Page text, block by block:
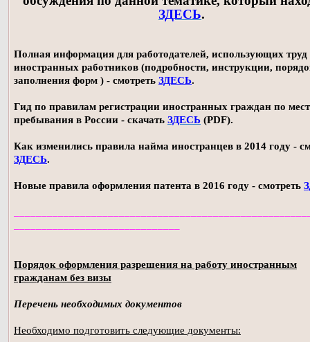
ЗДЕСЬ.
Полная информация для работодателей, использующих труд
иностранных работников (подробности, инструкции,
заполнения форм ) - смотреть ЗДЕСЬ.
Гид по правилам регистрации иностранных граждан по
пребывания в России - скачать ЗДЕСЬ (PDF).
Как изменились правила найма иностранцев в 2014 году -
ЗДЕСЬ.
Новые правила оформления патента в 2016 году - смотреть
Порядок оформления разрешения на работу иностранным
гражданам без визы
Перечень необходимых документов
Необходимо подготовить следующие документы: